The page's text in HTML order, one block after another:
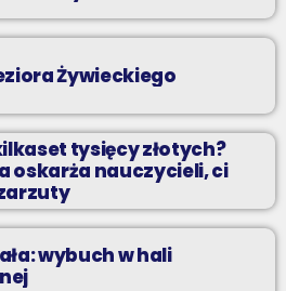
Żywieckiego
tysięcy złotych?
oskarża nauczycieli, ci
wybuch w hali